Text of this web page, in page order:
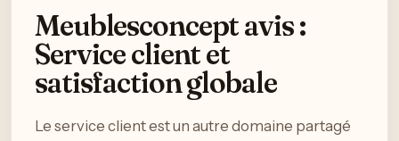
Meublesconcept avis :
Service client et
satisfaction globale
Le service client est un autre domaine partagé